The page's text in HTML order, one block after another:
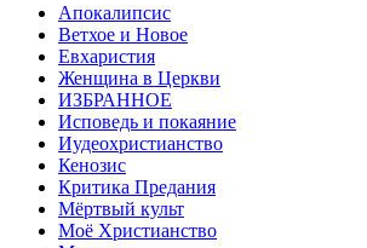
Апокалипсис
Ветхое и Новое
Евхаристия
Женщина в Церкви
ИЗБРАННОЕ
Исповедь и покаяние
Иудеохристианство
Кенозис
Критика Предания
Мёртвый культ
Моё Христианство